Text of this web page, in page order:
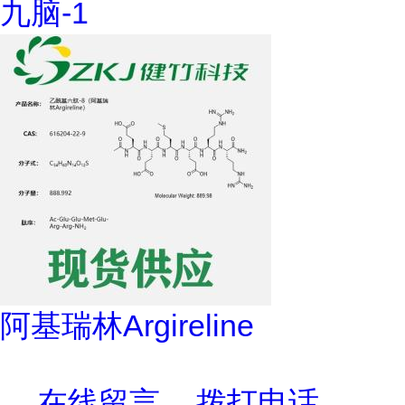
九脑-1
阿基瑞林Argireline